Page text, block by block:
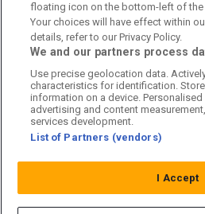
Annonsera på Fotbolldirekt
Redaktionell policy
Personuppgiftspolicy
Cookiepolicy
Arkiv
floating icon on the bottom-left of
Your choices will have effect within
details, refer to our Privacy Policy.
We and our partners process
Use precise geolocation data.
characteristics for identification.
information on a device.
advertising and content
services development.
List of Partners (vendors)
I Accept